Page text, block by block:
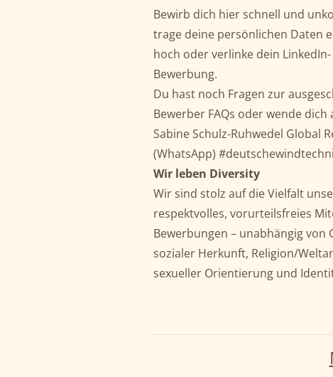
Bewirb dich hier schnell und
trage deine persönlichen Daten
hoch oder verlinke dein
Bewerbung.
Du hast noch Fragen zur
Bewerber FAQs oder wende
Sabine Schulz-Ruhwedel Global
(WhatsApp)
Wir leben Diversity
Wir sind stolz auf die Vielfalt
respektvolles, vorurteilsfreies
Bewerbungen – unabhängig
sozialer Herkunft, Religion/
sexueller Orientierung und